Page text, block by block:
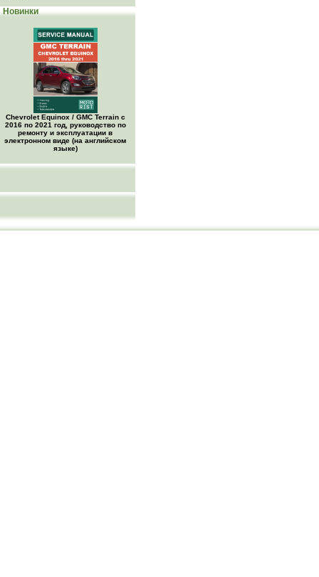
Новинки
Chevrolet Equinox / GMC Terrain c
2016 по 2021 год, руководство по
ремонту и эксплуатации в
электронном виде (на английском
языке)